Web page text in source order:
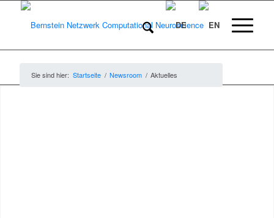
Sie sind hier: Startseite / Newsroom / Aktuelles